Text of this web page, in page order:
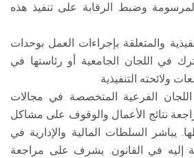
وضبط الرقابة على تنفيذ هذه
والمتعلقة بإجراءات العمل بوحدات
في اللجان الجامعية أو رئاستها في
ولائحته التنفيذية
الفرعية المتخصصة في مجالات
نتائج الأعمال والوقوف على مشاكل
يباشر السلطات المالية والإدارية في
إليه في القانون. يشرف على مراجعة